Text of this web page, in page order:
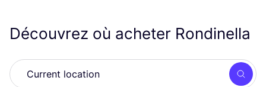
Découvrez où acheter Rondinella